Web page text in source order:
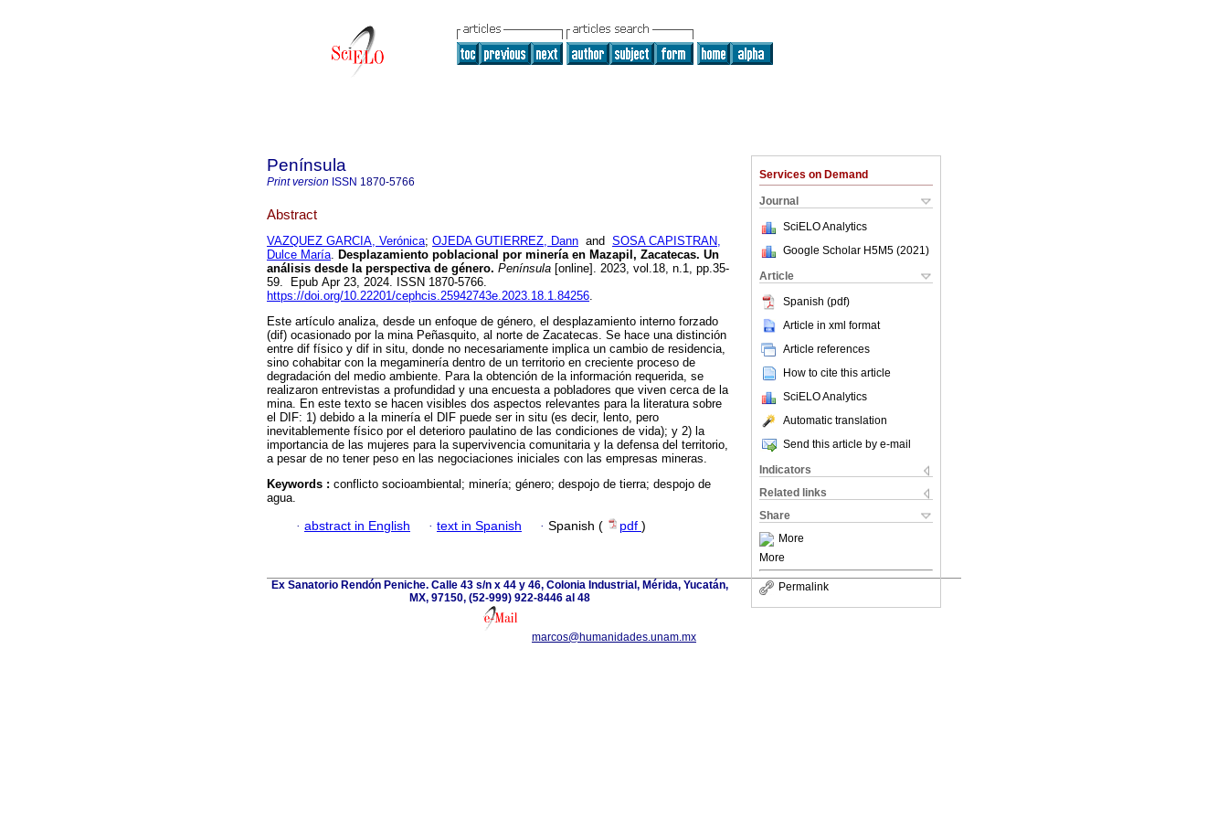
Services on Demand
Journal
SciELO Analytics
Google Scholar H5M5 (2021 )
Article
Spanish (pdf)
Article in xml format
Article references
How to cite this article
SciELO Analytics
Automatic translation
Send this article by e-mail
Indicators
Related links
Share
More
More
Permalink
Península
Print version ISSN 1870-5766
Abstract
VAZQUEZ GARCIA, Verónica; OJEDA GUTIERREZ, Dann and SOSA CAPISTRAN,
Dulce María. Desplazamiento poblacional por minería en Mazapil, Zacatecas. Un
análisis desde la perspectiva de género. Península [online]. 2023, vol.18, n.1, pp.35-
59. Epub Apr 23, 2024. ISSN 1870-5766.
https://doi.org/10.22201/cephcis.25942743e.2023.18.1.84256.
Este artículo analiza, desde un enfoque de género, el desplazamiento interno forzado
(dif) ocasionado por la mina Peñasquito, al norte de Zacatecas. Se hace una distinción
entre dif físico y dif in situ, donde no necesariamente implica un cambio de residencia,
sino cohabitar con la megaminería dentro de un territorio en creciente proceso de
degradación del medio ambiente. Para la obtención de la información requerida, se
realizaron entrevistas a profundidad y una encuesta a pobladores que viven cerca de la
mina. En este texto se hacen visibles dos aspectos relevantes para la literatura sobre
el DIF: 1) debido a la minería el DIF puede ser in situ (es decir, lento, pero
inevitablemente físico por el deterioro paulatino de las condiciones de vida); y 2) la
importancia de las mujeres para la supervivencia comunitaria y la defensa del territorio,
a pesar de no tener peso en las negociaciones iniciales con las empresas mineras.
Keywords : conflicto socioambiental; minería; género; despojo de tierra; despojo de
agua.
· abstract in English · text in Spanish · Spanish ( pdf )
Ex Sanatorio Rendón Peniche. Calle 43 s/n x 44 y 46, Colonia Industrial, Mérida, Yucatán,
MX, 97150, (52-999) 922-8446 al 48
marcos@humanidades.unam.mx